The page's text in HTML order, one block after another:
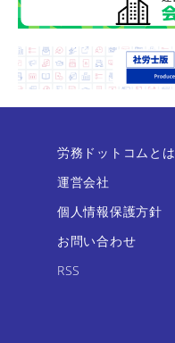
労務ドットコムとは
運営会社
個人情報保護方針
お問い合わせ
RSS